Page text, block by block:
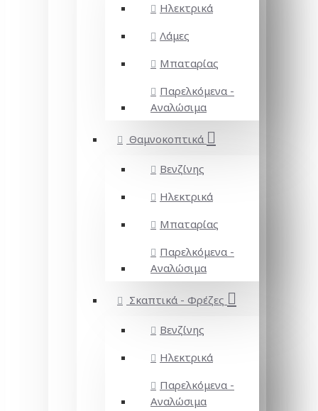
Ηλεκτρικά
Λάμες
Μπαταρίας
Παρελκόμενα -
Αναλώσιμα
Θαμνοκοπτικά
Βενζίνης
Ηλεκτρικά
Μπαταρίας
Παρελκόμενα -
Αναλώσιμα
Σκαπτικά - Φρέζες
Βενζίνης
Ηλεκτρικά
Παρελκόμενα -
Αναλώσιμα